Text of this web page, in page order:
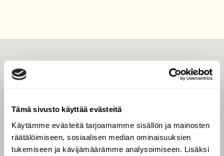
Tämä sivusto käyttää evästeitä
Käytämme evästeitä tarjoamamme sisällön ja mainosten
räätälöimiseen, sosiaalisen median ominaisuuksien
tukemiseen ja kävijämäärämme analysoimiseen. Lisäksi
Tilaa digilukuoikeus
Äänestä parasta juttua
Tilaa uutiskirje